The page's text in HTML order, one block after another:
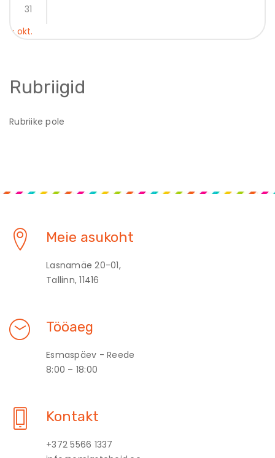
31
« okt.
Rubriigid
Rubriike pole
Meie asukoht
Lasnamäe 20-01,
Tallinn, 11416
Tööaeg
Esmaspäev - Reede
8:00 – 18:00
Kontakt
+372 5566 1337